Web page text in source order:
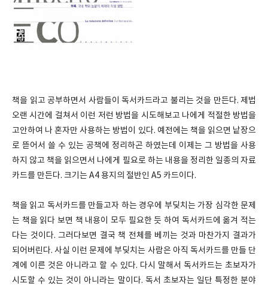
책을 읽고 공부하면서 사람들이 독서카드라고 불리는 것을 만든다. 제법
오랜 시간에 걸쳐서 이런 저런 방법을 시도해보고 나에게 적절한 방법을
고안하여 나 혼자만 사용하는 방법이 있다. 예전에는 책을 읽으면 낱장으
로 뜯어서 쓸 수 있는 공책에 정리하곤 하였는데 이제는 그 방법을 사용
하지 않고 책을 읽으면서 나에게 필요로 하는 내용을 정리한 일종의 자료
카드를 만든다. 크기는 A4 용지의 절반인 A5 카드이다.
책을 읽고 독서카드를 만들고자 하는 경우에 부딪치는 가장 심각한 문제
는 책을 읽다 보면 책 내용이 모두 필요한 듯 하여 독서카드에 옮겨 적는
다는 것이다. 그러다보면 결국 책 전체를 베끼는 것과 마찬가지 결과가
되어버린다. 사실 이런 문제에 부딪치는 사람은 아직 독서카드를 만들 단
계에 이른 것은 아니라고 할 수 있다. 다시 말해서 독서카드는 초보자가
시도할 수 있는 것이 아니라는 말이다. 독서 초보자는 일단 특정한 분야